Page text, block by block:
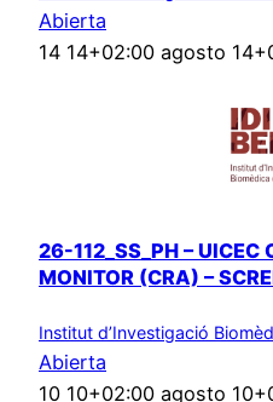
Abierta
14 14+02:00 agosto
26-112_SS_PH – UICEC
MONITOR (CRA) –
Institut d’Investigació
Abierta
10 10+02:00 agosto